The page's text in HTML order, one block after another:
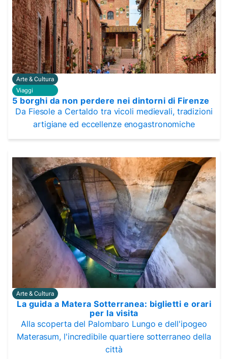
Arte & Cultura
Viaggi
5 borghi da non perdere nei dintorni di Firenze
Da Fiesole a Certaldo tra vicoli medievali, tradizioni
artigiane ed eccellenze enogastronomiche
Arte & Cultura
La guida a Matera Sotterranea: biglietti e orari
per la visita
Alla scoperta del Palombaro Lungo e dell'ipogeo
Materasum, l'incredibile quartiere sotterraneo della
città